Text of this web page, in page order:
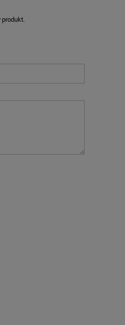
produkt.